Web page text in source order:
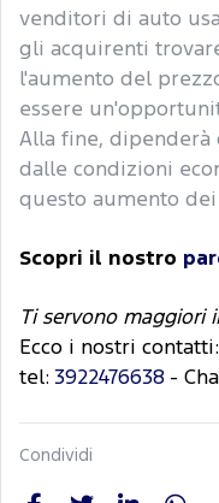
venditori di auto
gli acquirenti
l'aumento del
essere
Alla fine, dipenderà
dalle condizioni
questo aumento
Scopri il nostro
Ti servono maggiori
Ecco i nostri contatti:
tel: 3922476638 -
Condividi